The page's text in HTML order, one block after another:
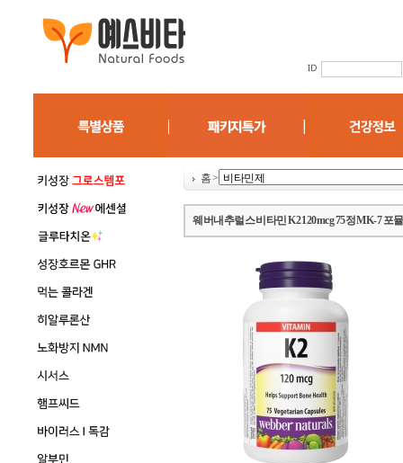
홈>
웨버내추럴스 비타민 K2 120mcg 75정 MK-7 포